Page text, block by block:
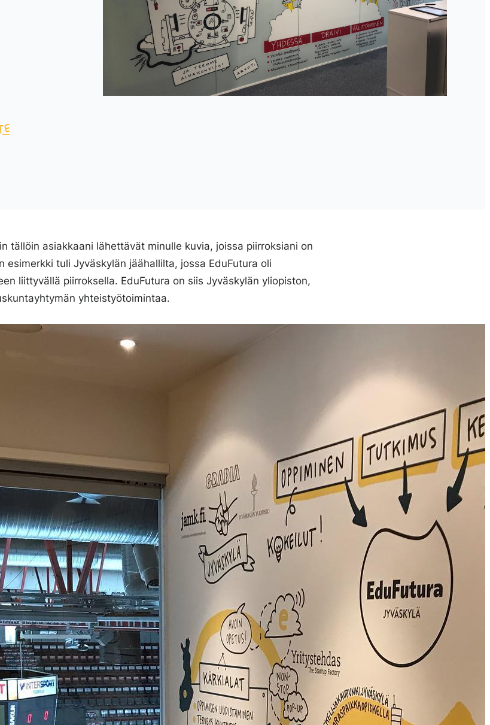
tällöin asiakkaani lähettävät minulle kuvia, joissa piirroksiani on
esimerkki tuli Jyväskylän jäähallilta, jossa EduFutura oli
liittyvällä piirroksella. EduFutura on siis Jyväskylän yliopiston,
yhteistyötoimintaa.